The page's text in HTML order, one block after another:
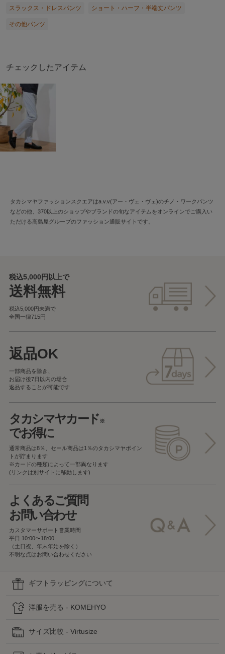
スラックス・ドレスパンツ ショート・ハーフ・半端丈パンツ
その他パンツ
チェックしたアイテム
タカシマヤファッションスクエアはa.v.v(アー・ヴェ・ヴェ)のチノ・ワークパンツ
などの他、370以上のショップやブランドの旬なアイテムをオンラインでご購入い
ただける高島屋グループのファッション通販サイトです。
税込5,000円以上で
送料無料
税込5,000円未満で
全国一律715円
返品OK
一部商品を除き、
お届け後7日以内の場合
返品することが可能です
タカシマヤカード※
でお得に
通常商品は8％、セール商品は1％のタカシマヤポイン
トが貯まります
※カードの種類によって一部異なります
(リンクは別サイトに移動します)
よくあるご質問
お問い合わせ
カスタマーサポート営業時間
平日 10:00〜18:00
（土日祝、年末年始を除く）
不明な点はお問い合わせください
ギフトラッピングについて
洋服を売る - KOMEHYO
サイズ比較 - Virtusize